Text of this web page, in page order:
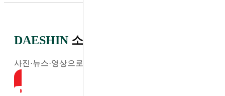
DAESHIN 소식
사진·뉴스·영상으로 전하는 최신 소식